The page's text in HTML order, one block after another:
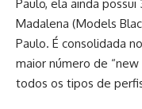
Paulo, ela ainda possui
Madalena (Models
Paulo. É consolidada
maior número de
todos os tipos de